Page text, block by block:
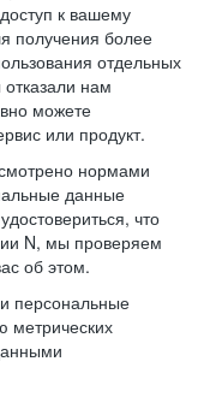
к вашему
получения более
отдельных
нам
можете
или продукт.
нормами
данные
что
N, мы проверяем
об этом.
персональные
метрических